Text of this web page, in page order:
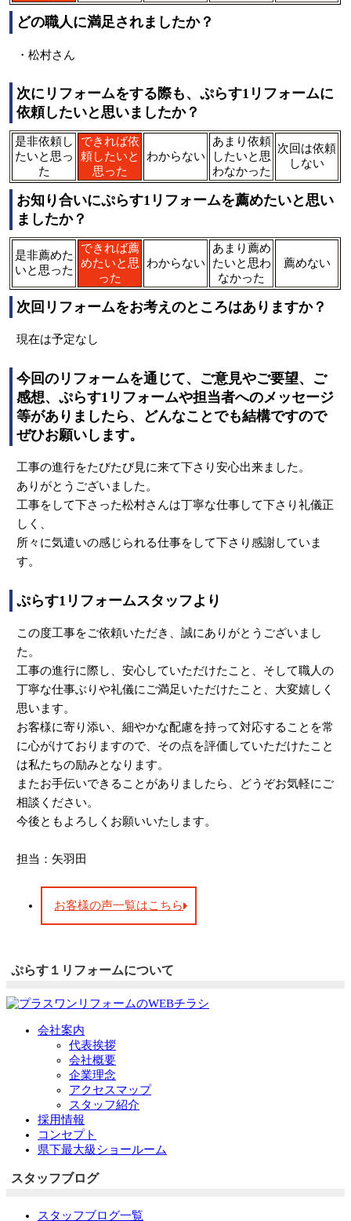
どの職人に満足されましたか？
・松村さん
次にリフォームをする際も、ぷらす1リフォームに
依頼したいと思いましたか？
是非依頼し
たいと思っ
た
できれば依
頼したいと
思った
わからない
あまり依頼
したいと思
わなかった
次回は依頼
しない
お知り合いにぷらす1リフォームを薦めたいと思い
ましたか？
是非薦めた
いと思った
できれば薦
めたいと思
った
わからない
あまり薦め
たいと思わ
なかった
薦めない
次回リフォームをお考えのところはありますか？
現在は予定なし
今回のリフォームを通じて、ご意見やご要望、ご
感想、ぷらす1リフォームや担当者へのメッセージ
等がありましたら、どんなことでも結構ですので
ぜひお願いします。
工事の進行をたびたび見に来て下さり安心出来ました。
ありがとうございました。
工事をして下さった松村さんは丁寧な仕事して下さり礼儀正
しく、
所々に気遣いの感じられる仕事をして下さり感謝していま
す。
ぷらす1リフォームスタッフより
この度工事をご依頼いただき、誠にありがとうございまし
た。
工事の進行に際し、安心していただけたこと、そして職人の
丁寧な仕事ぶりや礼儀にご満足いただけたこと、大変嬉しく
思います。
お客様に寄り添い、細やかな配慮を持って対応することを常
に心がけておりますので、その点を評価していただけたこと
は私たちの励みとなります。
またお手伝いできることがありましたら、どうぞお気軽にご
相談ください。
今後ともよろしくお願いいたします。
担当：矢羽田
お客様の声一覧はこちら
ぷらす１リフォームについて
会社案内
代表挨拶
会社概要
企業理念
アクセスマップ
スタッフ紹介
採用情報
コンセプト
県下最大級ショールーム
スタッフブログ
スタッフブログ一覧